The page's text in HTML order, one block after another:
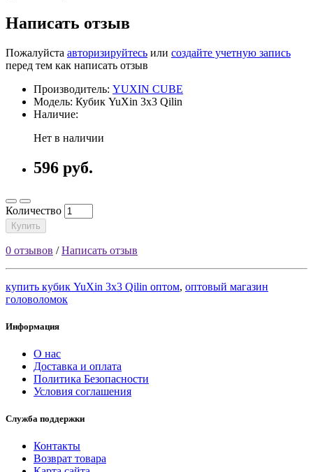
Написать отзыв
Пожалуйста авторизируйтесь или создайте учетную запись
перед тем как написать отзыв
Производитель: YUXIN CUBE
Модель: Кубик YuXin 3x3 Qilin
Наличие:
Нет в наличии
596 руб.
Количество
Купить
0 отзывов /Написать отзыв
купить кубик YuXin 3x3 Qilin оптом, оптовый магазин
головоломок
Информация
О нас
Доставка и оплата
Политика Безопасности
Условия соглашения
Служба поддержки
Контакты
Возврат товара